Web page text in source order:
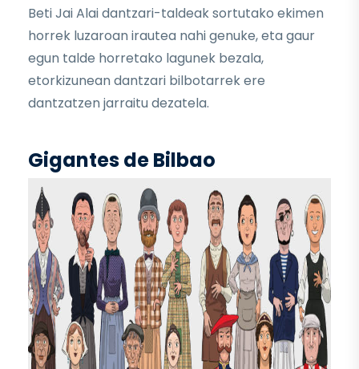
Beti Jai Alai dantzari-taldeak sortutako ekimen
horrek luzaroan irautea nahi genuke, eta gaur
egun talde horretako lagunek bezala,
etorkizunean dantzari bilbotarrek ere
dantzatzen jarraitu dezatela.
Gigantes de Bilbao